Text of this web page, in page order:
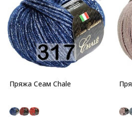
Пряжа Сеам Chale